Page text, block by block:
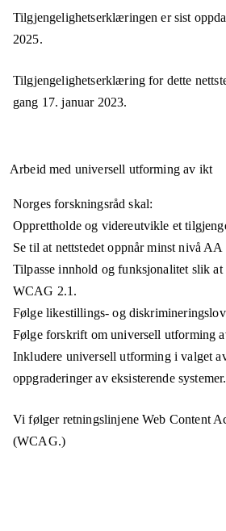
Tilgjengelighetserklæringen er sist
2025.
Tilgjengelighetserklæring for dette
gang 17. januar 2023.
Arbeid med universell utforming av ikt
Norges forskningsråd skal:
Opprettholde og videreutvikle et
Se til at nettstedet oppnår minst nivå
Tilpasse innhold og funksjonalitet slik
WCAG 2.1.
Følge likestillings- og
Følge forskrift om universell utforming
Inkludere universell utforming i valget
oppgraderinger av eksisterende systemer.
Vi følger retningslinjene Web Content
(WCAG.)